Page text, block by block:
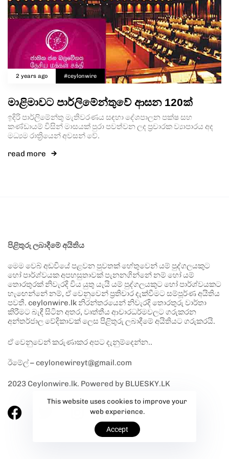
2 years ago #ceylonwire
මාළිමාවට පාර්ලිමේන්තුවේ ආසන 120ක්
ඉදිරි පාර්ලිමේන්තු මැතිවරණය සඳහා දේශපාලන පක්ෂ සහ
කණ්ඩායම් විසින් මාසයක් පුරා පවත්වන ලද ප්‍රචාරක ව්‍යාපාරය අද
මධ්‍යම රාත්‍රියෙන් අවසන් වේ.
read more
පිළිතුරු ලබාදීමේ අයිතිය
මෙම වෙබ් අඩවියේ පළවන පුවතක් හේතුවෙන් යම් පුද්ගලයකුට
හෝ පාර්ශ්වයක අපහසුතාවක් පැනනගින්නේ නම් හෝ යම්
තොරතුරක් නිවැරදි විය යුතු යැයි යම් පුද්ගලයකුට හෝ පාර්ශ්වයකට
හැඟෙන්නේ නම්, ඒ වෙනුවෙන් ප්‍රතිචාර දැක්වීමට සම්පූර්ණ අයිතිය
පවතී. ceylonwire.lk නිරන්තරයෙන් නිවැරදි තොරතුරු වාර්තා
කිරීමට බැඳී සිටින අතර, වෘත්තීය ආචාරධර්මවලට ගරුකරන
අන්තර්ජාල වේදිකාවක් ලෙස පිළිතුරු ලබාදීමේ අයිතියට ගරුකරයි.
ඒ වෙනුවෙන් කරුණාකර අපට දැනුම්දෙන්න..
ඊමේල් – ceylonewireyt@gmail.com
2023 Ceylonwire.lk. Powered by BLUESKY.LK
This website uses cookies to improve your
web experience.
Accept